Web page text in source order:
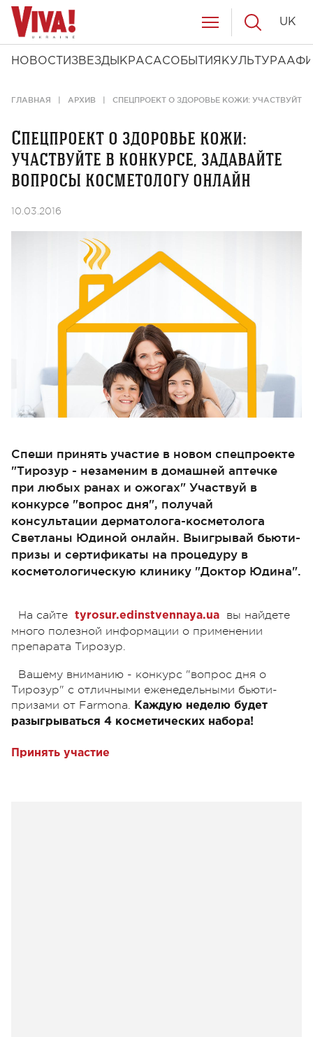
НОВОСТИ ЗВЕЗДЫ КРАСАСОБЫТИЯ КУЛЬТУРА
UK
ГЛАВНАЯ АРХИВ СПЕЦПРОЕКТ О ЗДОРОВЬЕ КОЖИ:
Спецпроект о здоровье кожи:
участвуйте в конкурсе, задавайте
вопросы косметологу онлайн
10.03.2016
Спеши принять участие в новом спецпроекте
"Тирозур - незаменим в домашней аптечке
при любых ранах и ожогах" Участвуй в
конкурсе "вопрос дня", получай
консультации дерматолога-косметолога
Светланы Юдиной онлайн. Выигрывай бьюти-
призы и сертификаты на процедуру в
косметологическую клинику "Доктор Юдина".
На сайте tyrosur.edinstvennaya.ua вы найдете
много полезной информации о применении
препарата Тирозур.
Вашему вниманию - конкурс "вопрос дня о
Тирозур" с отличными еженедельными бьюти-
призами от Farmona. Каждую неделю будет
разыгрываться 4 косметических набора!
Принять участие